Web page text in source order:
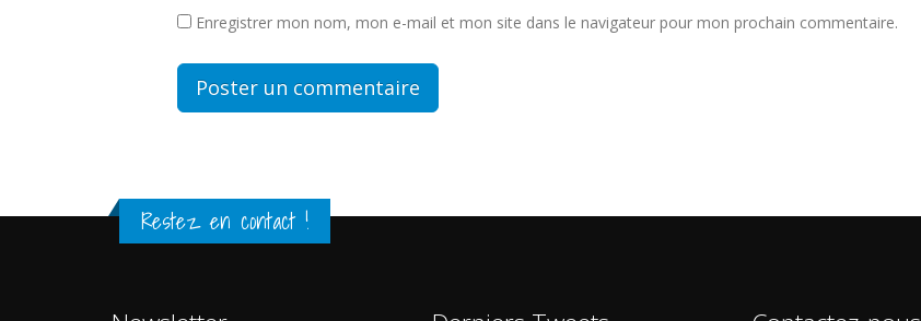
Enregistrer mon nom, mon e-mail et mon site dans le navigateur pour mon prochain commentaire.
Restez en contact !